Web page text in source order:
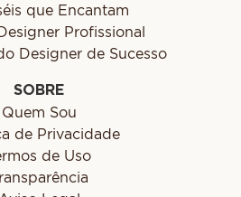
que Encantam
Profissional
Designer de Sucesso
SOBRE
Quem Sou
de Privacidade
de Uso